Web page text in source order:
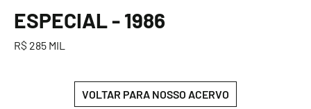
ESPECIAL - 1986
R$ 285 MIL
VOLTAR PARA NOSSO ACERVO